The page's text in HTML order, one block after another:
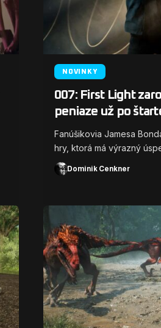
NOVINKY
007: First Light
peniaze už po
Fanúšikovia Jamesa
hry, ktorá má výrazný
Dominik Cenkner